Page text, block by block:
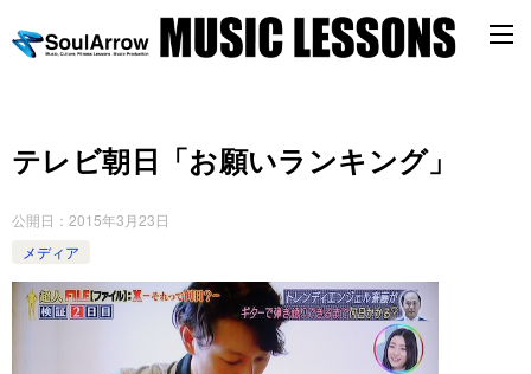
テレビ朝日「お願いランキング」
公開日： 2015年3月23日
メディア